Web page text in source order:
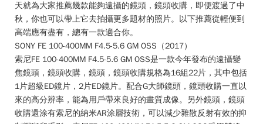
天就為大家推薦幾款能夠遠攝的鏡頭，鏡頭收購，即便渡過了中
秋，你也可以帶上它去拍攝更多題材的照片。以下推薦從輕便到
高端應有盡有，總有一款適合你。
SONY FE 100-400MM F4.5-5.6 GM OSS（2017）
索尼FE 100-400MM F4.5-5.6 GM OSS是一款今年發布的遠攝變
焦鏡頭，鏡頭收購，鏡頭，鏡頭收購規格為16組22片，其中包括
1片超級ED鏡片，2片ED鏡片。配合G大師鏡頭，鏡頭收購一直以
來的高分辨率，能為用戶帶來良好的畫質成像。另外鏡頭，鏡頭
收購還涂有索尼的納米AR涂層技術，可以減少雜散反射有效的抑